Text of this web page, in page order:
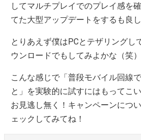
してマルチプレイでのプレイ感を
てた大型アップデートをするも良し
とりあえず僕はPCとテザリングし
ウンロードでもしてみよかな（笑）
こんな感じで「普段モバイル回線
と」を実験的に試すにはもってこ
お見逃し無く！キャンペーンにつ
ェックしてみてね！